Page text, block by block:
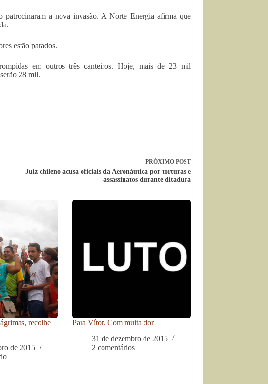
patrocinaram a nova invasão. A Norte Energia afirma que
estão parados.
em outros três canteiros. Hoje, mais de 23 mil
28 mil.
PRÓXIMO POST
Juiz chileno acusa oficiais da Aeronáutica por torturas e
assassinatos durante ditadura
recolhe
de 2015
Para Vítor. Com muita dor
31 de dezembro de 2015
2 comentários